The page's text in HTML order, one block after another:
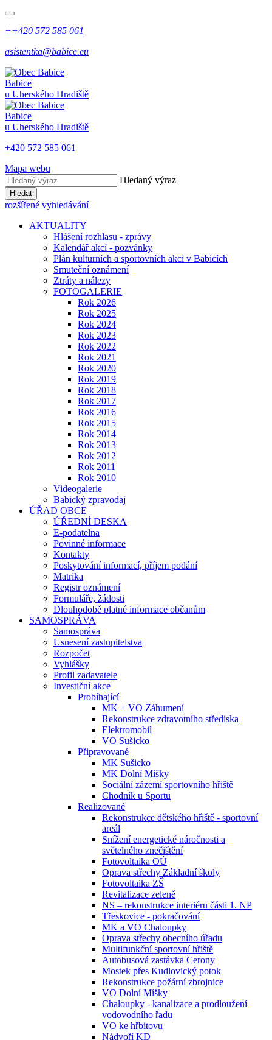
++420 572 585 061
asistentka@babice.eu
Babice
u Uherského Hradiště
Babice
u Uherského Hradiště
+420 572 585 061
Mapa webu
Hledaný výraz
Hledat
rozšířené vyhledávání
AKTUALITY
Hlášení rozhlasu - zprávy
Kalendář akcí - pozvánky
Plán kulturních a sportovních akcí v Babicích
Smuteční oznámení
Ztráty a nálezy
FOTOGALERIE
Rok 2026
Rok 2025
Rok 2024
Rok 2023
Rok 2022
Rok 2021
Rok 2020
Rok 2019
Rok 2018
Rok 2017
Rok 2016
Rok 2015
Rok 2014
Rok 2013
Rok 2012
Rok 2011
Rok 2010
Videogalerie
Babický zpravodaj
ÚŘAD OBCE
ÚŘEDNÍ DESKA
E-podatelna
Povinné informace
Kontakty
Poskytování informací, příjem podání
Matrika
Registr oznámení
Formuláře, žádosti
Dlouhodobě platné informace občanům
SAMOSPRÁVA
Samospráva
Usnesení zastupitelstva
Rozpočet
Vyhlášky
Profil zadavatele
Investiční akce
Probíhající
MK + VO Záhumení
Rekonstrukce zdravotního střediska
Elektromobil
VO Sušicko
Připravované
MK Sušicko
MK Dolní Míšky
Sociální zázemí sportovního hřiště
Chodník u Sportu
Realizované
Rekonstrukce dětského hřiště - sportovní
areál
Snížení energetické náročnosti a
světelného znečištění
Fotovoltaika OÚ
Oprava střechy Základní školy
Fotovoltaika ZŠ
Revitalizace zeleně
NS – rekonstrukce interiéru části 1. NP
Třeskovice - pokračování
MK a VO Chaloupky
Oprava střechy obecního úřadu
Multifunkční sportovní hřiště
Autobusová zastávka Cerony
Mostek přes Kudlovický potok
Rekonstrukce požární zbrojnice
VO Dolní Míšky
Chaloupky - kanalizace a prodloužení
vodovodního řadu
VO ke hřbitovu
Nádvoří KD